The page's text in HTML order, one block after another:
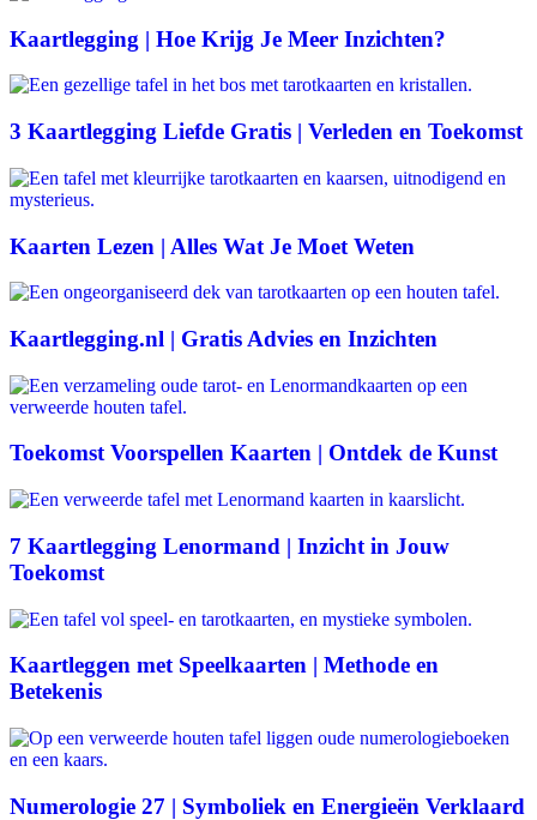
Kaartlegging | Hoe Krijg Je Meer Inzichten?
3 Kaartlegging Liefde Gratis | Verleden en Toekomst
Kaarten Lezen | Alles Wat Je Moet Weten
Kaartlegging.nl | Gratis Advies en Inzichten
Toekomst Voorspellen Kaarten | Ontdek de Kunst
7 Kaartlegging Lenormand | Inzicht in Jouw
Toekomst
Kaartleggen met Speelkaarten | Methode en
Betekenis
Numerologie 27 | Symboliek en Energieën Verklaard